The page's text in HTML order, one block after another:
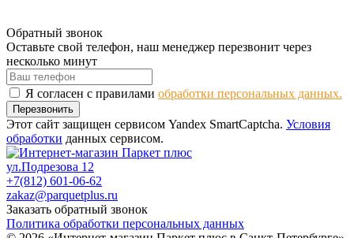
Обратный звонок
Оставьте свой телефон, наш менеджер перезвонит через
несколько минут
Я согласен с правилами обработки персональных данных.
Перезвонить
Этот сайт защищен сервисом Yandex SmartCaptcha. Условия
обработки данных сервисом.
ул.Подрезова 12
+7(812) 601-06-62
zakaz@parquetplus.ru
Заказать обратный звонок
Политика обработки персональных данных